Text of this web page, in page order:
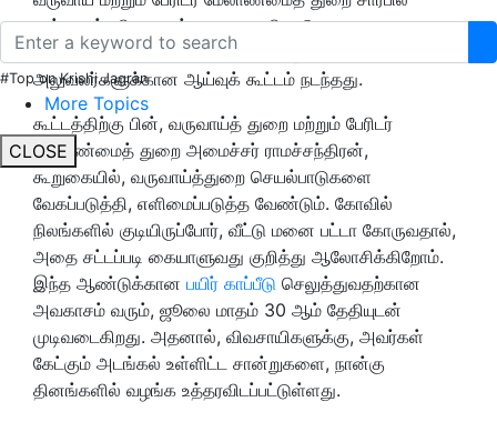
#Top on Krishi Jagran
More Topics
CLOSE
தஞ்சாவூர், திருவாரூர், நாகை, மயிலாடுதுறை
மாவட்டங்களைச் சேர்ந்த வருவாய்த் துறை
அலுவலர்களுக்கான ஆய்வுக் கூட்டம் நடந்தது.
கூட்டத்திற்கு பின், வருவாய்த் துறை மற்றும் பேரிடர்
மேலாண்மைத் துறை அமைச்சர் ராமச்சந்திரன்,
கூறுகையில், வருவாய்த்துறை செயல்பாடுகளை
வேகப்படுத்தி, எளிமைப்படுத்த வேண்டும். கோவில்
நிலங்களில் குடியிருப்போர், வீட்டு மனை பட்டா கோருவதால்,
அதை சட்டப்படி கையாளுவது குறித்து ஆலோசிக்கிறோம்.
இந்த ஆண்டுக்கான பயிர் காப்பீடு செலுத்துவதற்கான
அவகாசம் வரும், ஜூலை மாதம் 30 ஆம் தேதியுடன்
முடிவடைகிறது. அதனால், விவசாயிகளுக்கு, அவர்கள்
கேட்கும் அடங்கல் உள்ளிட்ட சான்றுகளை, நான்கு
தினங்களில் வழங்க உத்தரவிடப்பட்டுள்ளது.